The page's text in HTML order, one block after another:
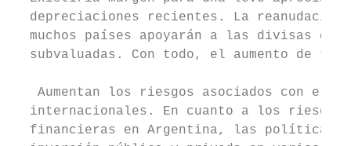
depreciaciones recientes. La
muchos países apoyarán a las divisas de
subvaluadas. Con todo, el aumento de
Aumentan los riesgos asociados con el
internacionales. En cuanto a los
financieras en Argentina, las políticas